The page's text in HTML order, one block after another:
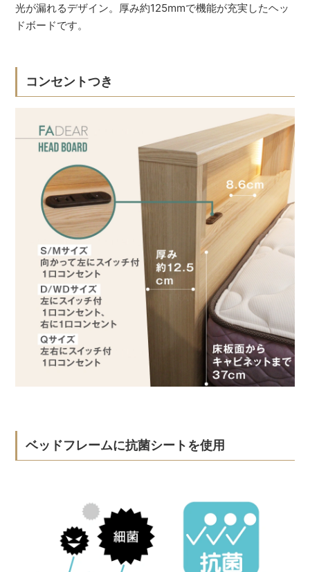
光が漏れるデザイン。厚み約125mmで機能が充実したヘッ
ドボードです。
コンセントつき
ベッドフレームに抗菌シートを使用